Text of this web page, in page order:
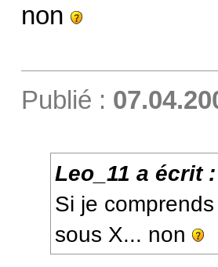
non
Publié :
Leo_11 a écrit :
Si je
sous X... non